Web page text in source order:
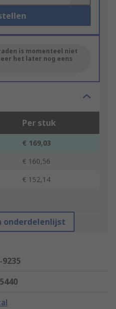
is momenteel niet
het later nog eens
Per stuk
€ 169,03
€ 160,56
€ 152,14
onderdelenlijst
9235